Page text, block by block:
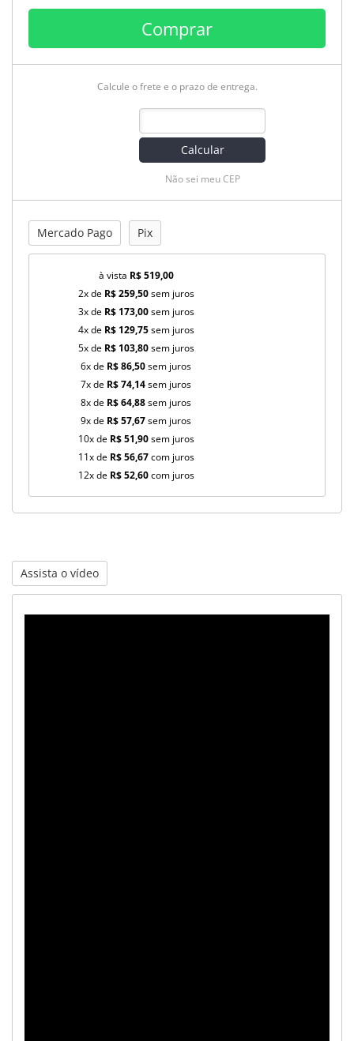
Comprar
Calcule o frete e o prazo de entrega.
Calcular
Não sei meu CEP
Mercado Pago Pix
à vista R$ 519,00
2x de R$ 259,50sem juros
3x de R$ 173,00sem juros
4x de R$ 129,75sem juros
5x de R$ 103,80sem juros
6x de R$ 86,50sem juros
7x de R$ 74,14sem juros
8x de R$ 64,88sem juros
9x de R$ 57,67sem juros
10x de R$ 51,90sem juros
11x de R$ 56,67com juros
12x de R$ 52,60com juros
Assista o vídeo